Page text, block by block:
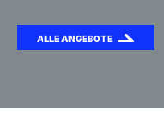
ALLE ANGEBOTE